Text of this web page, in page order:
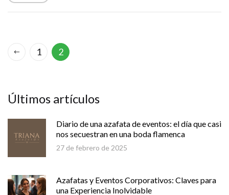
1 2
Últimos artículos
Diario de una azafata de eventos: el día que casi
nos secuestran en una boda flamenca
27 de febrero de 2025
Azafatas y Eventos Corporativos: Claves para
una Experiencia Inolvidable